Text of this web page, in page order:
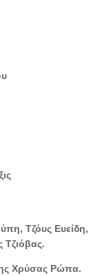
Τζόυς Ευείδη,
Χρύσας Ρώπα.